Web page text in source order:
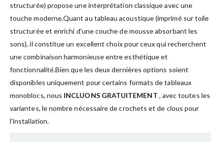
structurée) propose une interprétation classique avec une
touche moderne.Quant au tableau acoustique (imprimé sur toile
structurée et enrichi d’une couche de mousse absorbant les
sons), il constitue un excellent choix pour ceux qui recherchent
une combinaison harmonieuse entre esthétique et
fonctionnalité.Bien que les deux dernières options soient
disponibles uniquement pour certains formats de tableaux
monoblocs, nous INCLUONS GRATUITEMENT , avec toutes les
variantes, le nombre nécessaire de crochets et de clous pour
l’installation.